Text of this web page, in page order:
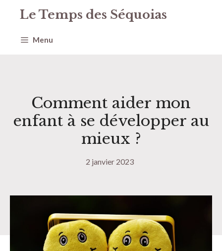
Le Temps des Séquoias
Menu
Comment aider mon
enfant à se développer au
mieux ?
2 janvier 2023